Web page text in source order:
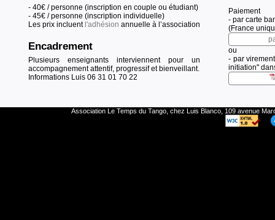
- 40€ / personne (inscription en couple ou étudiant)
- 45€ / personne (inscription individuelle)
Les prix incluentl'adhésion annuelle à l’association
Encadrement
Plusieurs enseignants interviennent pour un
accompagnement attentif, progressif et bienveillant.
Informations Luis 06 31 01 70 22
Paiement
- par carte
(France
ou
- par
initiation"
Association Le Temps du Tango, chez Luis Blanco, 109 avenue